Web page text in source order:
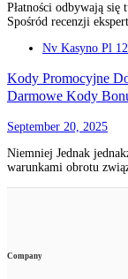
Płatności odbywają
Spośród recenzji
Nv Kasyno Pl
Kody Promocyjne
Darmowe Kody
September 20, 2025
Niemniej Jednak
warunkami obrotu
Company